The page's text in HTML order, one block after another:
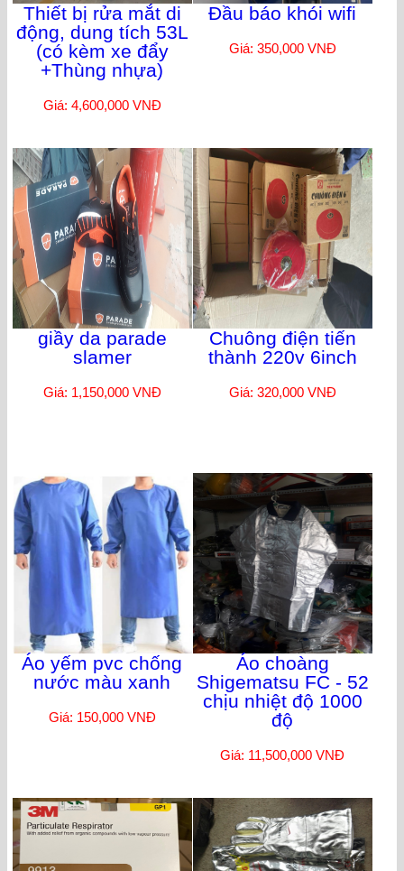
Thiết bị rửa mắt di
động, dung tích 53L
(có kèm xe đẩy
+Thùng nhựa)
Giá: 4,600,000 VNĐ
Đầu báo khói wifi
Giá: 350,000 VNĐ
giầy da parade
slamer
Giá: 1,150,000 VNĐ
Chuông điện tiến
thành 220v 6inch
Giá: 320,000 VNĐ
Áo yếm pvc chống
nước màu xanh
Giá: 150,000 VNĐ
Áo choàng
Shigematsu FC - 52
chịu nhiệt độ 1000
độ
Giá: 11,500,000 VNĐ